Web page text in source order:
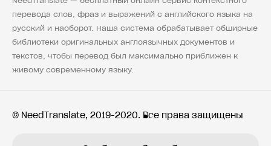
перевода слов, фраз и выражений с английского языка на
русский и наоборот. Наша система обрабатывает обширные
библиотеки оригинальных англоязычных документов и
текстов, чтобы перевод был максимально приближен к
живому современному языку.
© NeedTranslate, 2019-2020. Все права защищены